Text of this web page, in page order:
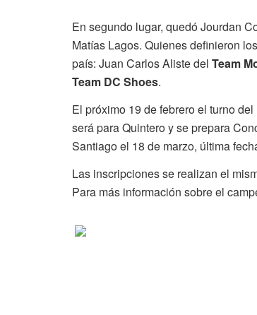
En segundo lugar, quedó Jourdan
Matías Lagos. Quienes definieron
país: Juan Carlos Aliste del Team
Team DC Shoes.
El próximo 19 de febrero el turno
será para Quintero y se prepara
Santiago el 18 de marzo, última
Las inscripciones se realizan el
Para más información sobre el